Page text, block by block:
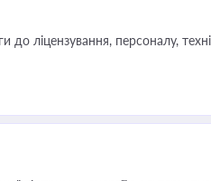
ліцензування, персоналу,